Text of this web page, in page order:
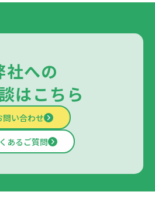
社への
はこちら
問い合わせ
あるご質問